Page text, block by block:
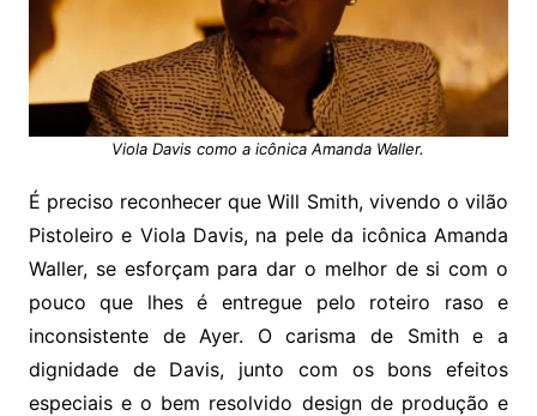
Viola Davis como a icônica Amanda Waller.
É preciso reconhecer que Will Smith, vivendo o vilão
Pistoleiro e Viola Davis, na pele da icônica Amanda
Waller, se esforçam para dar o melhor de si com o
pouco que lhes é entregue pelo roteiro raso e
inconsistente de Ayer. O carisma de Smith e a
dignidade de Davis, junto com os bons efeitos
especiais e o bem resolvido design de produção e